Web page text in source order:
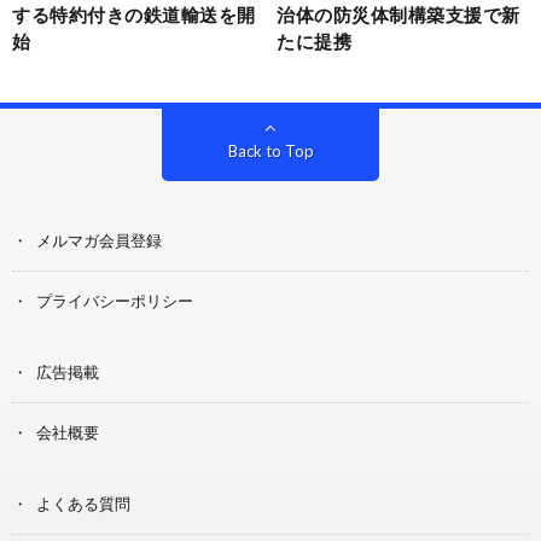
する特約付きの鉄道輸送を開
始
治体の防災体制構築支援で新
たに提携
Back to Top
メルマガ会員登録
プライバシーポリシー
広告掲載
会社概要
よくある質問